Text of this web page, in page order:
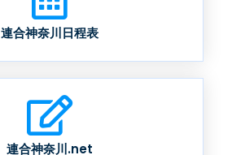
連合神奈川日程表
連合神奈川.net